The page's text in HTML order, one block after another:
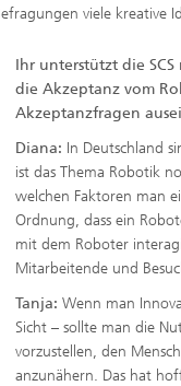
viele kreative
Ihr unterstützt die
die Akzeptanz vom
Akzeptanzfragen
Diana: In Deutschland
ist das Thema Robotik
welchen Faktoren man
Ordnung, dass ein
mit dem Roboter
Mitarbeitende und
Tanja: Wenn man
Sicht – sollte man die
vorzustellen, den
anzunähern. Das hat